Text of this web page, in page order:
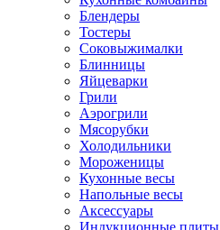
Блендеры
Тостеры
Соковыжималки
Блинницы
Яйцеварки
Грили
Аэрогрили
Мясорубки
Холодильники
Мороженицы
Кухонные весы
Напольные весы
Аксессуары
Индукционные плиты